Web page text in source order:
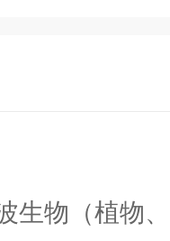
生物（植物